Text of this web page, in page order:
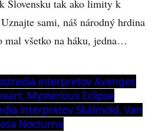
Slovensku tak ako limity k
sami, náš národný hrdina
mal všetko na háku, jedna…
interpretov Avenger,
Mysterious Eclipse
interpretov Skálmöld, Van
Nocturna